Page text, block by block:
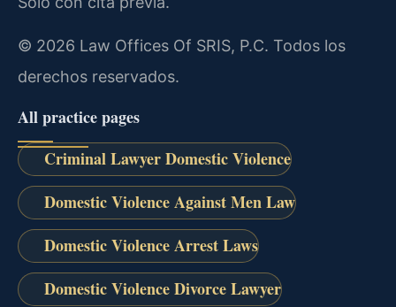
© 2026 Law Offices Of SRIS, P.C. Todos los
derechos reservados.
All practice pages
Criminal Lawyer Domestic Violence
Domestic Violence Against Men Law
Domestic Violence Arrest Laws
Domestic Violence Divorce Lawyer